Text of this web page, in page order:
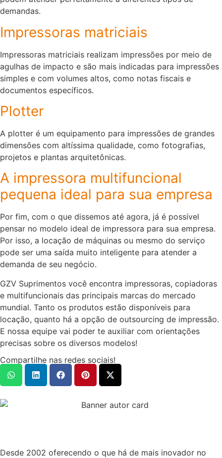
demandas.
Impressoras matriciais
Impressoras matriciais realizam impressões por meio de
agulhas de impacto e são mais indicadas para impressões
simples e com volumes altos, como notas fiscais e
documentos específicos.
Plotter
A plotter é um equipamento para impressões de grandes
dimensões com altíssima qualidade, como fotografias,
projetos e plantas arquitetônicas.
A impressora multifuncional
pequena ideal para sua empresa
Por fim, com o que dissemos até agora, já é possível
pensar no modelo ideal de impressora para sua empresa.
Por isso, a locação de máquinas ou mesmo do serviço
pode ser uma saída muito inteligente para atender a
demanda de seu negócio.
GZV Suprimentos você encontra impressoras, copiadoras
e multifuncionais das principais marcas do mercado
mundial. Tanto os produtos estão disponíveis para
locação, quanto há a opção de outsourcing de impressão.
E nossa equipe vai poder te auxiliar com orientações
precisas sobre os diversos modelos!
Compartilhe nas redes sociais!
Desde 2002 oferecendo o que há de mais inovador no